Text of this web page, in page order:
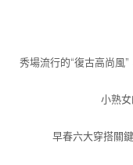
秀場流行的“復古高尚風
小熟
早春六大穿搭關